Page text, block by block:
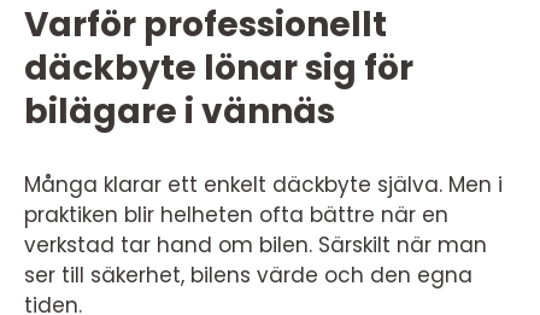
Varför professionellt
däckbyte lönar sig för
bilägare i vännäs
Många klarar ett enkelt däckbyte själva. Men i
praktiken blir helheten ofta bättre när en
verkstad tar hand om bilen. Särskilt när man
ser till säkerhet, bilens värde och den egna
tiden.